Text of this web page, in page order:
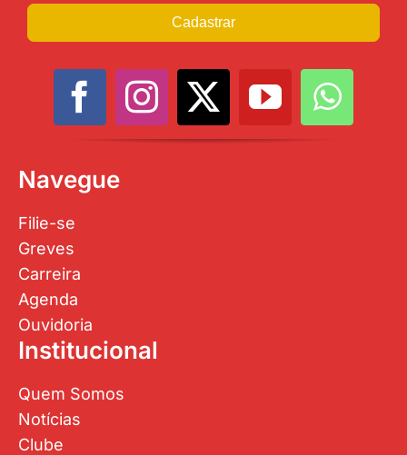
Cadastrar
Navegue
Filie-se
Greves
Carreira
Agenda
Ouvidoria
Institucional
Quem Somos
Notícias
Clube